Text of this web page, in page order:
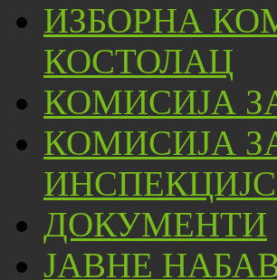
ИЗБОРНА
КОСТОЛАЦ
КОМИСИЈА
КОМИСИЈА
ДОКУМЕНТИ
ЈАВНЕ